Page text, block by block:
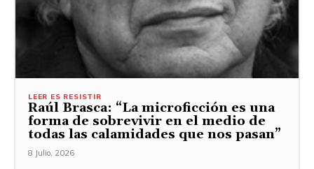
LEER ES RESISTIR
Raúl Brasca: “La microficción es una
forma de sobrevivir en el medio de
todas las calamidades que nos pasan”
8 Julio, 2026